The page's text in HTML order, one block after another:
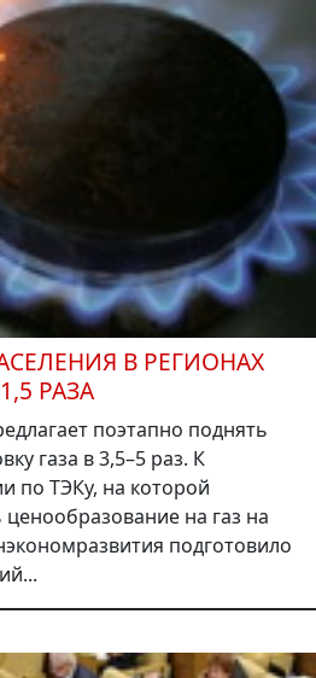
В РЕГИОНАХ
РАЗА
поэтапно поднять
газа в 3,5–5 раз. К
по ТЭКу, на которой
на газ на
подготовило